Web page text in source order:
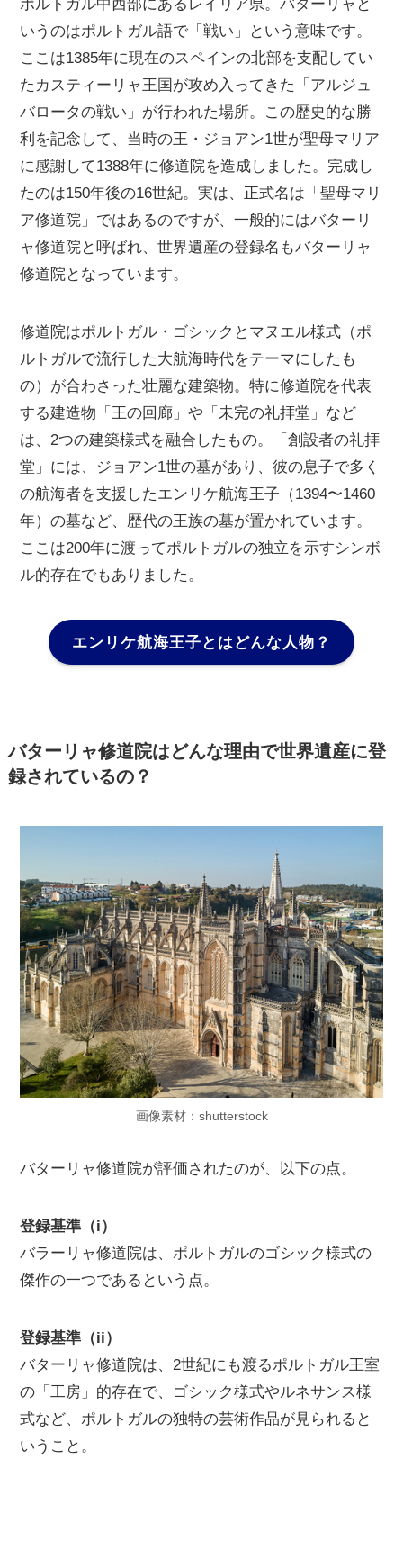
ポルトガル中西部にあるレイリア県。バターリャと
いうのはポルトガル語で「戦い」という意味です。
ここは1385年に現在のスペインの北部を支配してい
たカスティーリャ王国が攻め入ってきた「アルジュ
バロータの戦い」が行われた場所。この歴史的な勝
利を記念して、当時の王・ジョアン1世が聖母マリア
に感謝して1388年に修道院を造成しました。完成し
たのは150年後の16世紀。実は、正式名は「聖母マリ
ア修道院」ではあるのですが、一般的にはバターリ
ャ修道院と呼ばれ、世界遺産の登録名もバターリャ
修道院となっています。
修道院はポルトガル・ゴシックとマヌエル様式（ポ
ルトガルで流行した大航海時代をテーマにしたも
の）が合わさった壮麗な建築物。特に修道院を代表
する建造物「王の回廊」や「未完の礼拝堂」など
は、2つの建築様式を融合したもの。「創設者の礼拝
堂」には、ジョアン1世の墓があり、彼の息子で多く
の航海者を支援したエンリケ航海王子（1394〜1460
年）の墓など、歴代の王族の墓が置かれています。
ここは200年に渡ってポルトガルの独立を示すシンボ
ル的存在でもありました。
エンリケ航海王子とはどんな人物？
バターリャ修道院はどんな理由で世界遺産に登
録されているの？
画像素材：shutterstock
バターリャ修道院が評価されたのが、以下の点。
登録基準（i）
バラーリャ修道院は、ポルトガルのゴシック様式の
傑作の一つであるという点。
登録基準（ii）
バターリャ修道院は、2世紀にも渡るポルトガル王室
の「工房」的存在で、ゴシック様式やルネサンス様
式など、ポルトガルの独特の芸術作品が見られると
いうこと。